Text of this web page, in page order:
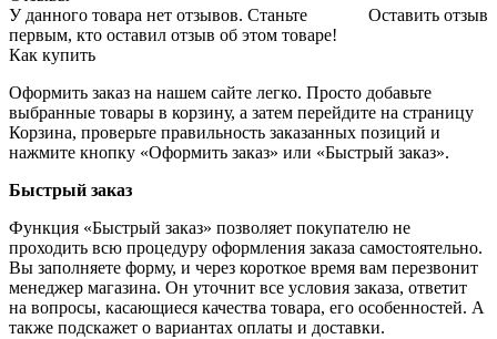
Оставить отзыв
У данного товара нет отзывов. Станьте
первым, кто оставил отзыв об этом товаре!
Как купить
Оформить заказ на нашем сайте легко. Просто добавьте
выбранные товары в корзину, а затем перейдите на страницу
Корзина, проверьте правильность заказанных позиций и
нажмите кнопку «Оформить заказ» или «Быстрый заказ».
Быстрый заказ
Функция «Быстрый заказ» позволяет покупателю не
проходить всю процедуру оформления заказа самостоятельно.
Вы заполняете форму, и через короткое время вам перезвонит
менеджер магазина. Он уточнит все условия заказа, ответит
на вопросы, касающиеся качества товара, его особенностей. А
также подскажет о вариантах оплаты и доставки.